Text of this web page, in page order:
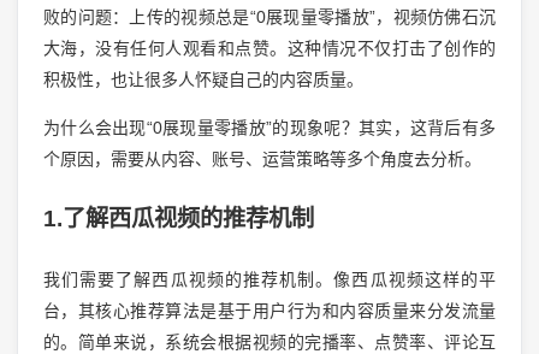
败的问题：上传的视频总是“0展现量零播放”，视频仿佛石沉
大海，没有任何人观看和点赞。这种情况不仅打击了创作的
积极性，也让很多人怀疑自己的内容质量。
为什么会出现“0展现量零播放”的现象呢？其实，这背后有多
个原因，需要从内容、账号、运营策略等多个角度去分析。
1.了解西瓜视频的推荐机制
我们需要了解西瓜视频的推荐机制。像西瓜视频这样的平
台，其核心推荐算法是基于用户行为和内容质量来分发流量
的。简单来说，系统会根据视频的完播率、点赞率、评论互